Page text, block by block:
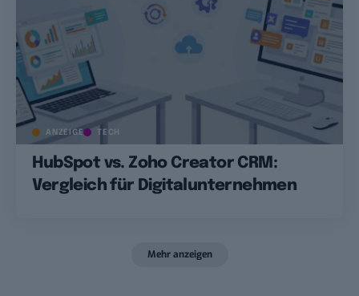
ANZEIGE TECH
HubSpot vs. Zoho Creator CRM:
Vergleich für Digitalunternehmen
Mehr anzeigen